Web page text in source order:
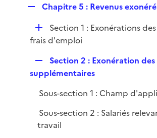
e
r
p
l
i
e
r
p
l
r
Chapitre 5 : Revenus
D
é
i
r
Section 1 : Exonérations
frais d'emploi
e
l
Section 2 : Exonération
supplémentaires
Sous-section 1 : Champ
Sous-section 2 : Salariés
travail